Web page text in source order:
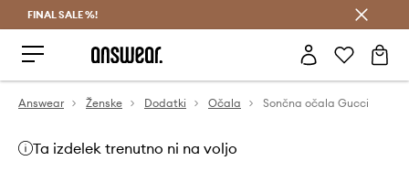
FINAL SALE %!
Answear Ženske Dodatki Očala Sončna očala Gucci
Ta izdelek trenutno ni na voljo